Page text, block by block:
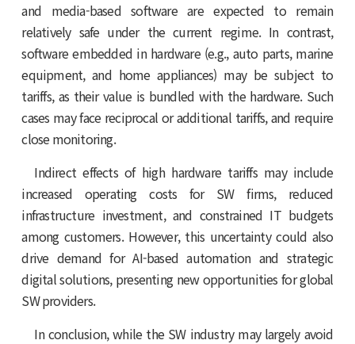
and media-based software are expected to remain
relatively safe under the current regime. In contrast,
software embedded in hardware (e.g., auto parts, marine
equipment, and home appliances) may be subject to
tariffs, as their value is bundled with the hardware. Such
cases may face reciprocal or additional tariffs, and require
close monitoring.
Indirect effects of high hardware tariffs may include
increased operating costs for SW firms, reduced
infrastructure investment, and constrained IT budgets
among customers. However, this uncertainty could also
drive demand for AI-based automation and strategic
digital solutions, presenting new opportunities for global
SW providers.
In conclusion, while the SW industry may largely avoid